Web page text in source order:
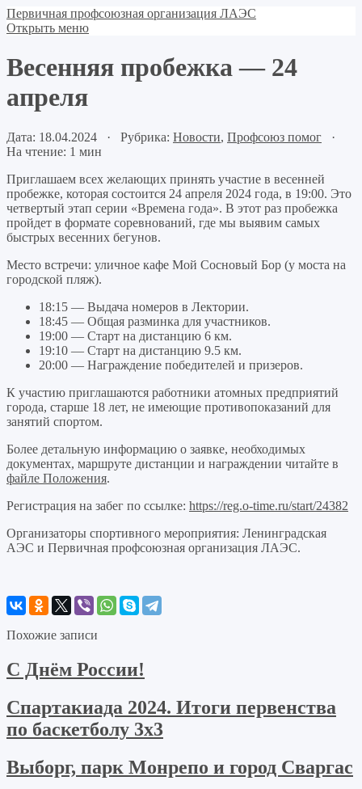
Первичная профсоюзная организация ЛАЭС
Открыть меню
Весенняя пробежка — 24
апреля
Дата: 18.04.2024 · Рубрика: Новости, Профсоюз помог ·
На чтение: 1 мин
Приглашаем всех желающих принять участие в весенней
пробежке, которая состоится 24 апреля 2024 года, в 19:00. Это
четвертый этап серии «Времена года». В этот раз пробежка
пройдет в формате соревнований, где мы выявим самых
быстрых весенних бегунов.
Место встречи: уличное кафе Мой Сосновый Бор (у моста на
городской пляж).
18:15 — Выдача номеров в Лектории.
18:45 — Общая разминка для участников.
19:00 — Старт на дистанцию 6 км.
19:10 — Старт на дистанцию 9.5 км.
20:00 — Награждение победителей и призеров.
К участию приглашаются работники атомных предприятий
города, старше 18 лет, не имеющие противопоказаний для
занятий спортом.
Более детальную информацию о заявке, необходимых
документах, маршруте дистанции и награждении читайте в
файле Положения.
Регистрация на забег по ссылке: https://reg.o-time.ru/start/24382
Организаторы спортивного мероприятия: Ленинградская
АЭС и Первичная профсоюзная организация ЛАЭС.
Похожие записи
С Днём России!
Спартакиада 2024. Итоги первенства
по баскетболу 3х3
Выборг, парк Монрепо и город Сваргас